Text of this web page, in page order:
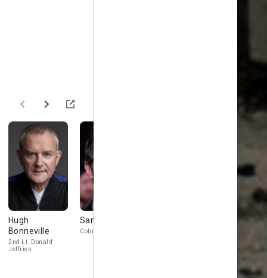
Hugh
Bonneville
2nd Lt. Donald
Jeffries
Sam Hazeldine
Colonel Langton
Bob